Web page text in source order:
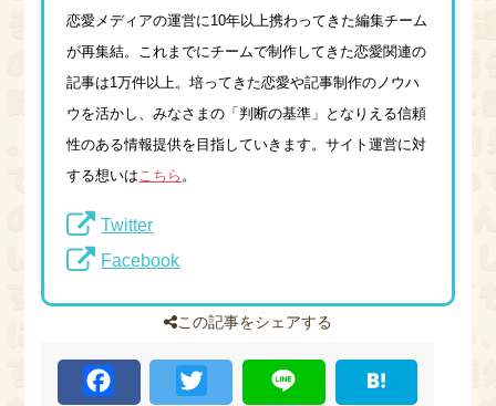
恋愛メディアの運営に10年以上携わってきた編集チーム
が再集結。これまでにチームで制作してきた恋愛関連の
記事は1万件以上。培ってきた恋愛や記事制作のノウハ
ウを活かし、みなさまの「判断の基準」となりえる信頼
性のある情報提供を目指していきます。サイト運営に対
する想いはこちら 。
Twitter
Facebook
この記事をシェアする
T
w